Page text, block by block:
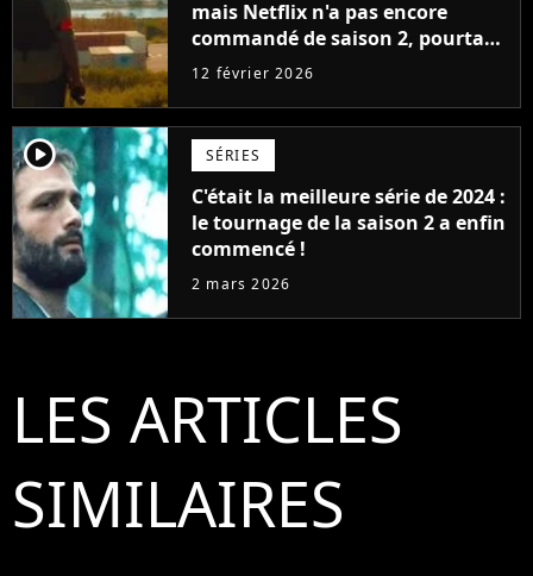
mais Netflix n'a pas encore
commandé de saison 2, pourtant
les créateurs travaillent déjà sur
12 février 2026
player2 SÉRIES
C'était la meilleure série de 2024 :
le tournage de la saison 2 a enfin
commencé !
2 mars 2026
LES ARTICLES
SIMILAIRES